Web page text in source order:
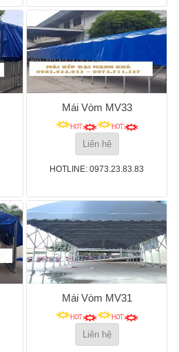
Mái Vòm MV33
Liên hệ
HOTLINE: 0973.23.83.83
Mái Vòm MV31
Liên hệ